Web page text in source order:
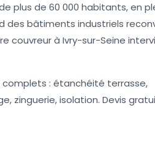
plus de 60 000 habitants, en
des bâtiments industriels
couvreur à Ivry-sur-Seine
complets : étanchéité terrasse,
zinguerie, isolation. Devis